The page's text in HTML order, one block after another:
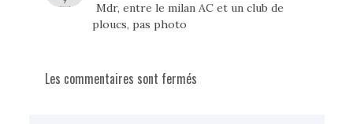
Mdr, entre le milan AC et un club de
ploucs, pas photo
Les commentaires sont fermés